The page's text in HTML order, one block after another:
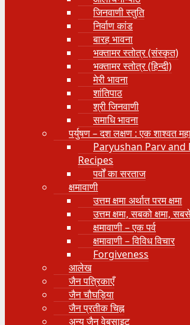
जिनवाणी स्तुति
निर्वाण कांड
बारह भावना
भक्तामर स्तोत्र (संस्कृत)
भक्तामर स्तोत्र (हिन्दी)
मेरी भावना
शांतिपाठ
श्री जिनवाणी
समाधि भावना
पर्युषण – दश लक्षण : एक शाश्वत
Paryushan Parv and
Recipes
पर्वों का सरताज
क्षमावाणी
उत्तम क्षमा अर्थात परम क्षमा
उत्तम क्षमा, सबको क्षमा,
क्षमावाणी – एक पर्व
क्षमावाणी – विविध विचार
Forgiveness
आलेख
जैन पत्रिकाएँ
जैन चौघड़िया
जैन प्रतीक चिह्न
अन्य जैन वेबसाइट